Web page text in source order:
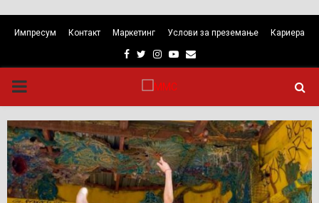
Импресум Контакт Маркетинг Услови за преземање Кариера
Facebook
TwitterInstagram
Youtube
Email
PRIMARY
MENU